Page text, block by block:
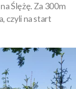
Ślężę. Za 300m
czyli na start